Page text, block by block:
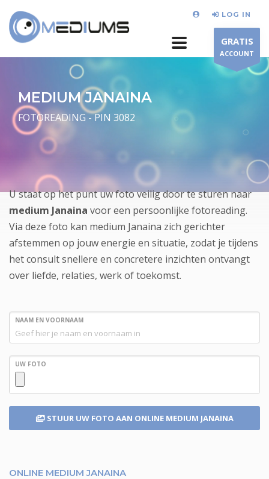
LOG IN
GRATIS
ACCOUNT
MEDIUM JANAINA
FOTOREADING - PIN 3082
U staat op het punt uw foto veilig door te sturen naar
medium Janaina voor een persoonlijke fotoreading.
Via deze foto kan medium Janaina zich gerichter
afstemmen op jouw energie en situatie, zodat je tijdens
het consult snellere en concretere inzichten ontvangt
over liefde, relaties, werk of toekomst.
NAAM EN VOORNAAM
UW FOTO
STUUR UW FOTO AAN ONLINE MEDIUM JANAINA
ONLINE MEDIUM JANAINA